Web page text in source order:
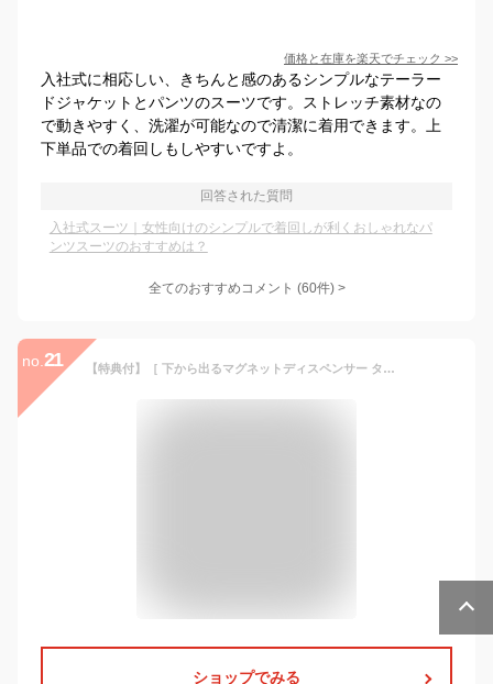
価格と在庫を楽天でチェック >>
入社式に相応しい、きちんと感のあるシンプルなテーラー
ドジャケットとパンツのスーツです。ストレッチ素材なの
で動きやすく、洗濯が可能なので清潔に着用できます。上
下単品での着回しもしやすいですよ。
回答された質問
入社式スーツ｜女性向けのシンプルで着回しが利くおしゃれなパ
ンツスーツのおすすめは？
全てのおすすめコメント (60件) >
no. 21 【特典付】［ 下から出るマグネットディスペンサー タワー 単品 / 2本セット / 3本セット ］山崎実業 tower シャンプーボトル 最後まで使える マグネット 磁石 お風呂 詰め替えボトル 浴室 ソープディスペンサー 壁掛け おしゃれ 10290 10291 10292 10293 10294 10295 公式
ショップでみる